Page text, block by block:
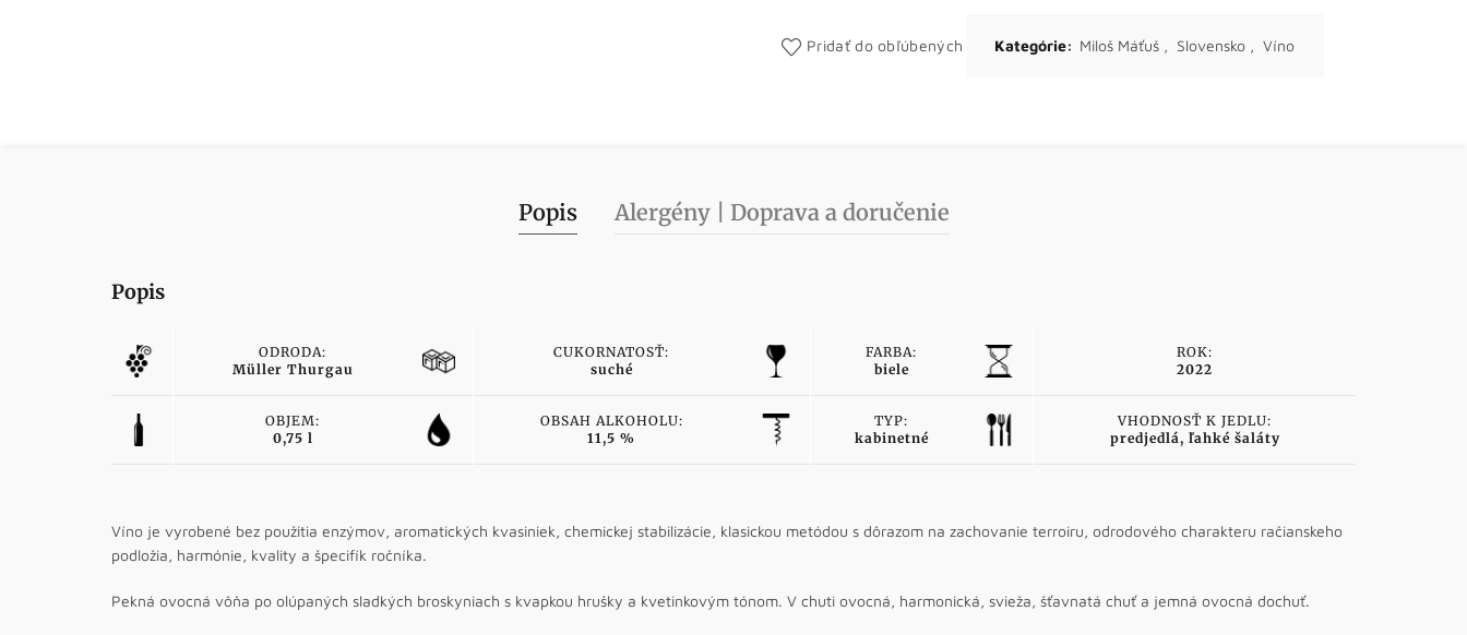
Pridať do obľúbených Kategórie: Miloš Máťuš , Slovensko , Víno
Popis Alergény | Doprava a doručenie
Popis
ODRODA:
Müller Thurgau
CUKORNATOSŤ:
suché
FARBA:
biele
ROK:
2022
OBJEM:
0,75 l
OBSAH ALKOHOLU:
11,5 %
TYP:
kabinetné
VHODNOSŤ K JEDLU:
predjedlá, ľahké šaláty
Víno je vyrobené bez použitia enzýmov, aromatických kvasiniek, chemickej stabilizácie, klasickou metódou s dôrazom na zachovanie terroiru, odrodového charakteru račianskeho
podložia, harmónie, kvality a špecifík ročníka.
Pekná ovocná vôňa po olúpaných sladkých broskyniach s kvapkou hrušky a kvetinkovým tónom. V chuti ovocná, harmonická, svieža, šťavnatá chuť a jemná ovocná dochuť.